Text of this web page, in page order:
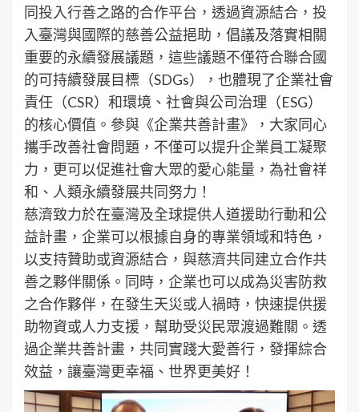
同投入行善之路的合作平台，透過資源結合，投
入臺灣與國際的慈善公益挹助，倡議及落實相關
重要的永續發展議題，這些議題不僅符合聯合國
的可持續發展目標（SDGs），也體現了企業社會
責任（CSR）和環境、社會與公司治理（ESG）
的核心價值。參與《企業共善計畫》，大家同心
攜手改善社會問題，不僅可以提升企業員工凝聚
力，更可以促進社會大眾的愛心能量，為社會祥
和、人類永續發展共同努力！
慈濟致力於在臺灣及全球提供人道援助行動和公
益計畫，企業可以根據自身的專業領域和特色，
以支持贊助或資源結合，與慈濟共同建立合作共
善之夥伴關係。同時，企業也可以成為災害防救
之合作夥伴，在發生天災或人禍時，快速提供援
助物資或人力支援，幫助受災民眾渡過難關。透
過企業共善計畫，共同實踐大愛善行，發揮綜合
效益，讓臺灣更幸福、世界更美好！